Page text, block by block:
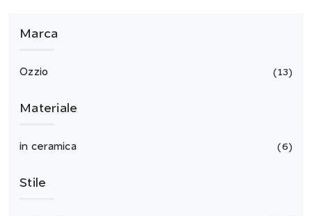
Marca
Ozzio 13
Materiale
in ceramica 6
Stile